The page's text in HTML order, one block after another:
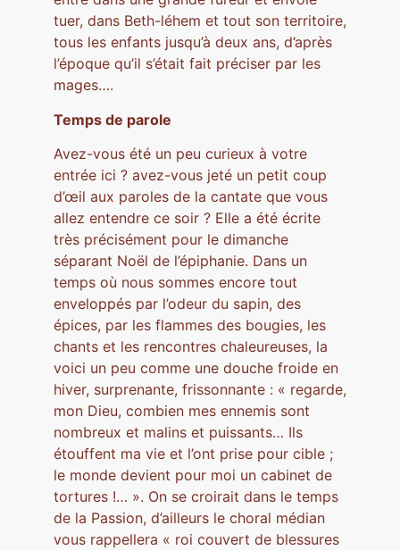
tuer, dans Beth-léhem et tout son territoire,
tous les enfants jusqu’à deux ans, d’après
l’époque qu’il s’était fait préciser par les
mages….
Temps de parole
Avez-vous été un peu curieux à votre
entrée ici ? avez-vous jeté un petit coup
d’œil aux paroles de la cantate que vous
allez entendre ce soir ? Elle a été écrite
très précisément pour le dimanche
séparant Noël de l’épiphanie. Dans un
temps où nous sommes encore tout
enveloppés par l’odeur du sapin, des
épices, par les flammes des bougies, les
chants et les rencontres chaleureuses, la
voici un peu comme une douche froide en
hiver, surprenante, frissonnante : « regarde,
mon Dieu, combien mes ennemis sont
nombreux et malins et puissants… Ils
étouffent ma vie et l’ont prise pour cible ;
le monde devient pour moi un cabinet de
tortures !… ». On se croirait dans le temps
de la Passion, d’ailleurs le choral médian
vous rappellera « roi couvert de blessures